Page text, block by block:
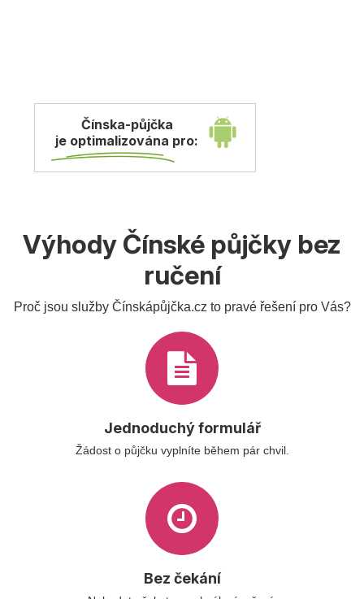
Čínska-půjčka
je optimalizována pro:
Výhody Čínské půjčky bez
ručení
Proč jsou služby Čínskápůjčka.cz to pravé řešení pro Vás?
Jednoduchý formulář
Žádost o půjčku vyplníte během pár chvil.
Bez čekání